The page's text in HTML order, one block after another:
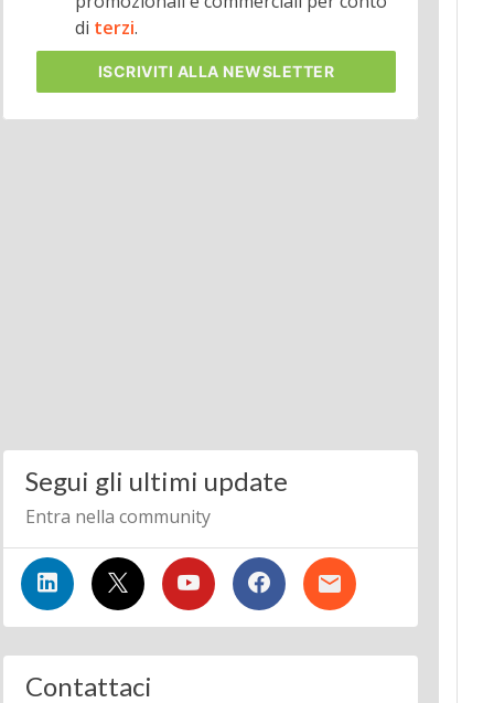
di terzi.
ISCRIVITI ALLA NEWSLETTER
Segui gli ultimi update
Entra nella community
Contattaci